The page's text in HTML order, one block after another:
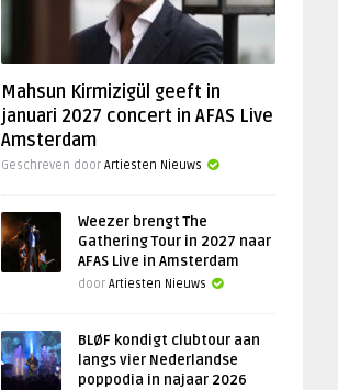
Mahsun Kirmizigül geeft in
januari 2027 concert in AFAS Live
Amsterdam
Geschreven door Artiesten Nieuws
Weezer brengt The
Gathering Tour in 2027 naar
AFAS Live in Amsterdam
door Artiesten Nieuws
BLØF kondigt clubtour aan
langs vier Nederlandse
poppodia in najaar 2026